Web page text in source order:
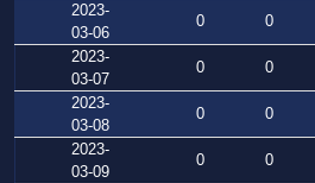
2023-
03-06
0 0
2023-
03-07
0 0
2023-
03-08
0 0
2023-
03-09
0 0